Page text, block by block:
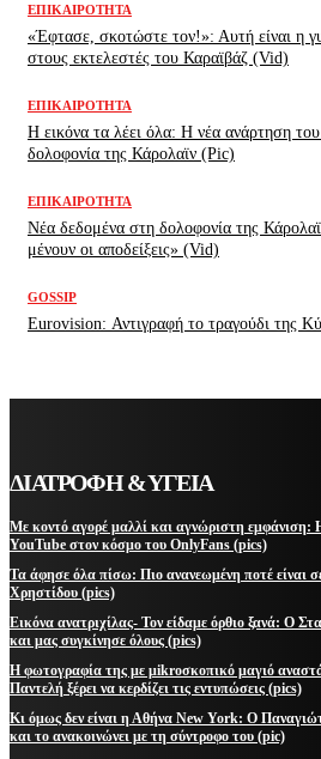
ΕΠΙΚΑΙΡΌΤΗΤΑ
«Έφτασε, σκοτώστε τον!»: Αυτή είναι η
στους εκτελεστές του Καραϊβάζ (Vid)
ΕΠΙΚΑΙΡΌΤΗΤΑ
H εικόνα τα λέει όλα: H νέα ανάρτηση
δολοφονία της Κάρολαϊν (Pic)
ΕΠΙΚΑΙΡΌΤΗΤΑ
Νέα δεδομένα στη δολοφονία της
μένουν οι αποδείξεις» (Vid)
GOSSIP
Eurovision: Αντιγραφή το τραγούδι της
ΔΙΑΤΡΟΦΗ & ΥΓΕΙΑ
Με κοντό αγορέ μαλλί και αγνώριστη
YouTube στον κόσμο του OnlyFans (pics)
Τα άφησε όλα πίσω: Πιο ανανεωμένη ποτέ είναι
Χρηστίδου (pics)
Εικόνα ανατριχίλας- Τον είδαμε όρθιο ξανά: Ο
και μας συγκίνησε όλους (pics)
Η φωτογραφία της με μikroσκοπικό μαγιό
Παντελή ξέρει να κερδίζει τις εντυπώσεις (pics)
Κι όμως δεν είναι η Αθήνα New York: Ο
και το ανακοινώνει με τη σύντροφο του (pic)